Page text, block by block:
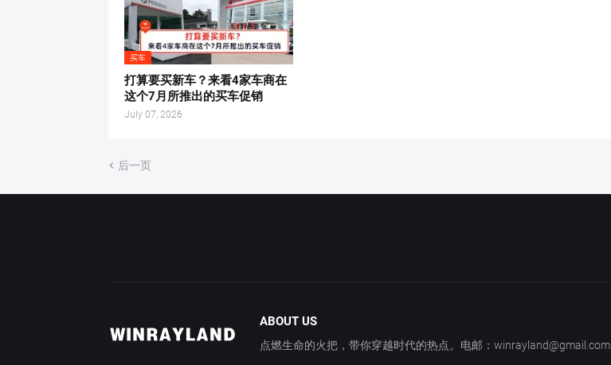
买车
打算要买新车？来看4家车商在
这个7月所推出的买车促销
July 07, 2026
后一页
ABOUT US
点燃生命的火把，带你穿越时代的热点。电邮：winrayland@gmail.com